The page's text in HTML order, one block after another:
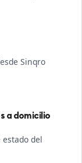
Sinqro
a domicilio
del